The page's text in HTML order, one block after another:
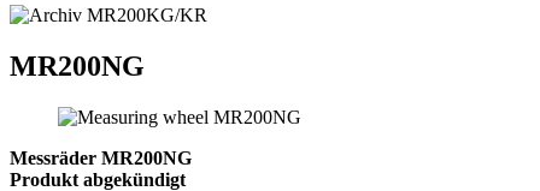
MR200NG
Messräder MR200NG
Produkt abgekündigt